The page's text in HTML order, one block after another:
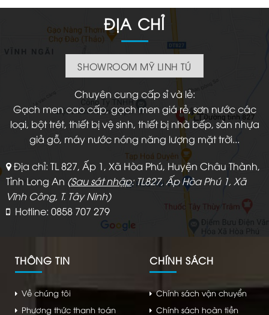
ĐỊA CHỈ
SHOWROOM MỸ LINH TÚ
Chuyên cung cấp sỉ và lẻ:
Gạch men cao cấp, gạch men giá rẻ, sơn nước các
loại, bột trét, thiết bị vệ sinh, thiết bị nhà bếp, sàn nhựa
giả gỗ, máy nước nóng năng lượng mặt trời...
Địa chỉ: TL 827, Ấp 1, Xã Hòa Phú, Huyện Châu Thành,
Tỉnh Long An (Sau sát nhập: TL827, Ấp Hòa Phú 1, Xã
Vĩnh Công, T. Tây Ninh)
Hotline: 0858 707 279
THÔNG TIN
Về chúng tôi
Phương thức thanh toán
CHÍNH SÁCH
Chính sách vận chuyển
Chính sách hoàn tiền